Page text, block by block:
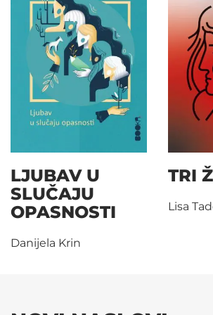
LJUBAV U
SLUČAJU
OPASNOSTI
Danijela Krin
TRI
Lisa